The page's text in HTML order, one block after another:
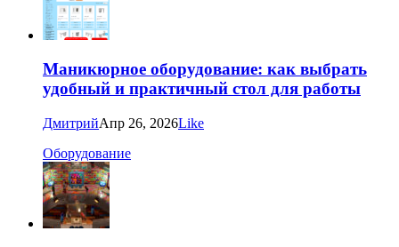
Маникюрное оборудование: как выбрать
удобный и практичный стол для работы
ДмитрийАпр 26, 2026Like
Оборудование